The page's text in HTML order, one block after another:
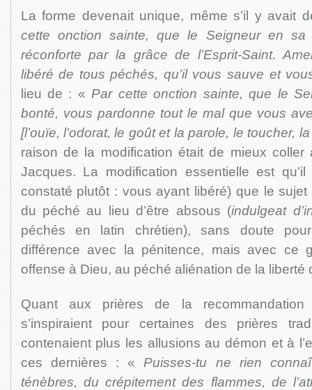
La forme devenait unique, même s’il y avait
cette onction sainte, que le Seigneur en sa
réconforte par la grâce de l’Esprit-Saint.
libéré de tous péchés, qu’il vous sauve et
lieu de : « Par cette onction sainte, que le
bonté, vous pardonne tout le mal que vous
[l’ouïe, l’odorat, le goût et la parole, le toucher,
raison de la modification était de mieux
Jacques. La modification essentielle est
constaté plutôt : vous ayant libéré) que le sujet
du péché au lieu d’être absous (indulgeat
péchés en latin chrétien), sans doute
différence avec la pénitence, mais avec ce
offense à Dieu, au péché aliénation de la liberté
Quant aux prières de la
s’inspiraient pour certaines des prières
contenaient plus les allusions au démon et à
ces dernières : « Puisses-tu ne rien
ténèbres, du crépitement des flammes, de